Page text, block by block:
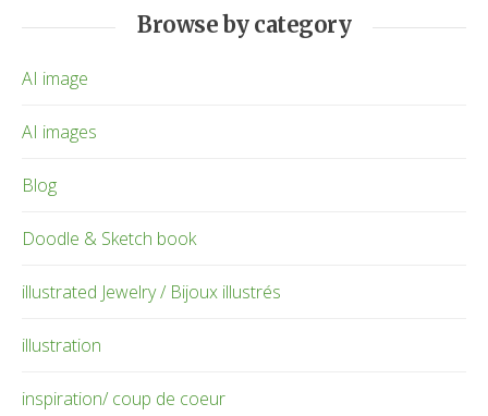
Browse by category
AI image
AI images
Blog
Doodle & Sketch book
illustrated Jewelry / Bijoux illustrés
illustration
inspiration/ coup de coeur